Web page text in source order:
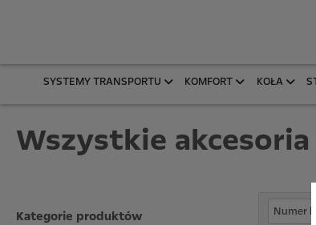
SYSTEMY TRANSPORTU KOMFORT KOŁA
Wszystkie akcesoria
Kategorie produktów Numer